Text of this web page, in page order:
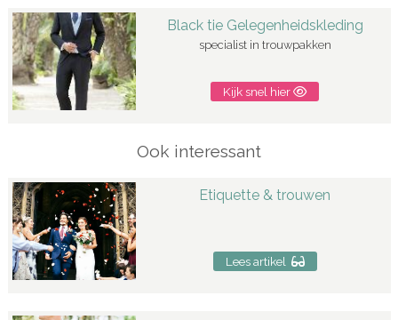
Black tie Gelegenheidskleding
specialist in trouwpakken
Kijk snel hier
Ook interessant
Etiquette & trouwen
Lees artikel